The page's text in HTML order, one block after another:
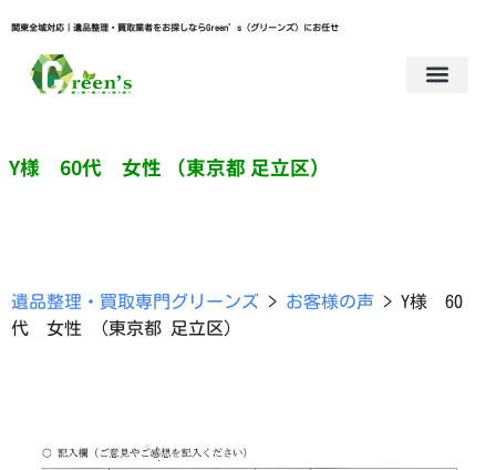
関東全域対応｜遺品整理・買取業者をお探しならGreen’s（グリーンズ）にお任せ
Y様 60代 女性 （東京都 足立区）
遺品整理・買取専門グリーンズ > お客様の声 > Y様 60
代 女性 （東京都 足立区）